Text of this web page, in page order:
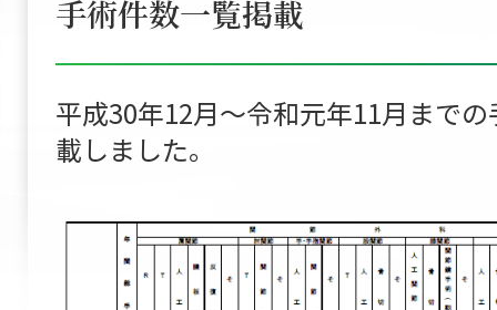
手術件数一覧掲載
平成30年12月～令和元年11月まで
載しました。